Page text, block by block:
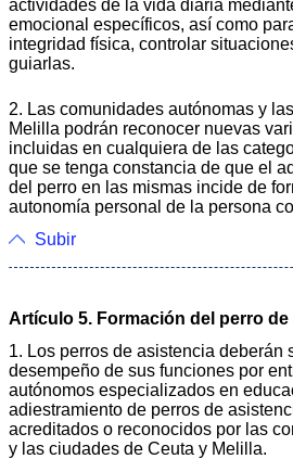
actividades de la vida diaria
emocional específicos, así como
integridad física, controlar
guiarlas.
2. Las comunidades autónomas y
Melilla podrán reconocer nuevas
incluidas en cualquiera de las
que se tenga constancia de que el
del perro en las mismas incide de
autonomía personal de la persona
Subir
Artículo 5. Formación del perro
1. Los perros de asistencia deberán
desempeño de sus funciones por
autónomos especializados en
adiestramiento de perros de
acreditados o reconocidos por las
y las ciudades de Ceuta y Melilla.